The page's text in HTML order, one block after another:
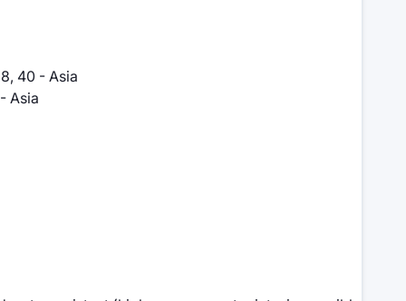
8, 40 - Asia
Asia